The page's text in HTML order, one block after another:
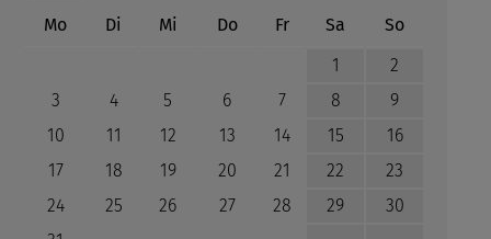
Montag Di enstag
Mi ttwochDonnerstag
FreitagSa mstagSonntag
1
2
3
4 5 6 7 8
9
10
11 12 13 14 15
16
17
18 19 20 21 22
23
24
25 26 27 28 29
30